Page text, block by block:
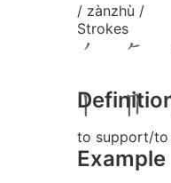
/ zànzhù /
Strokes
to support/to
Example